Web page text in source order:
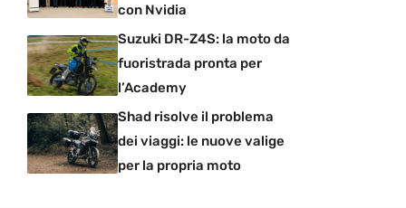
con Nvidia
Suzuki DR-Z4S: la moto da
fuoristrada pronta per
l’Academy
Shad risolve il problema
dei viaggi: le nuove valige
per la propria moto